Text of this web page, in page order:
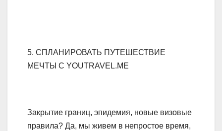
5. СПЛАНИРОВАТЬ ПУТЕШЕСТВИЕ
МЕЧТЫ C YOUTRAVEL.ME
Закрытие границ, эпидемия, новые визовые
правила? Да, мы живем в непростое время,